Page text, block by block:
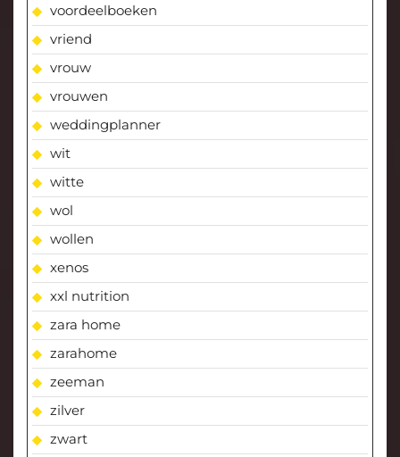
voordeelboeken
vriend
vrouw
vrouwen
weddingplanner
wit
witte
wol
wollen
xenos
xxl nutrition
zara home
zarahome
zeeman
zilver
zwart